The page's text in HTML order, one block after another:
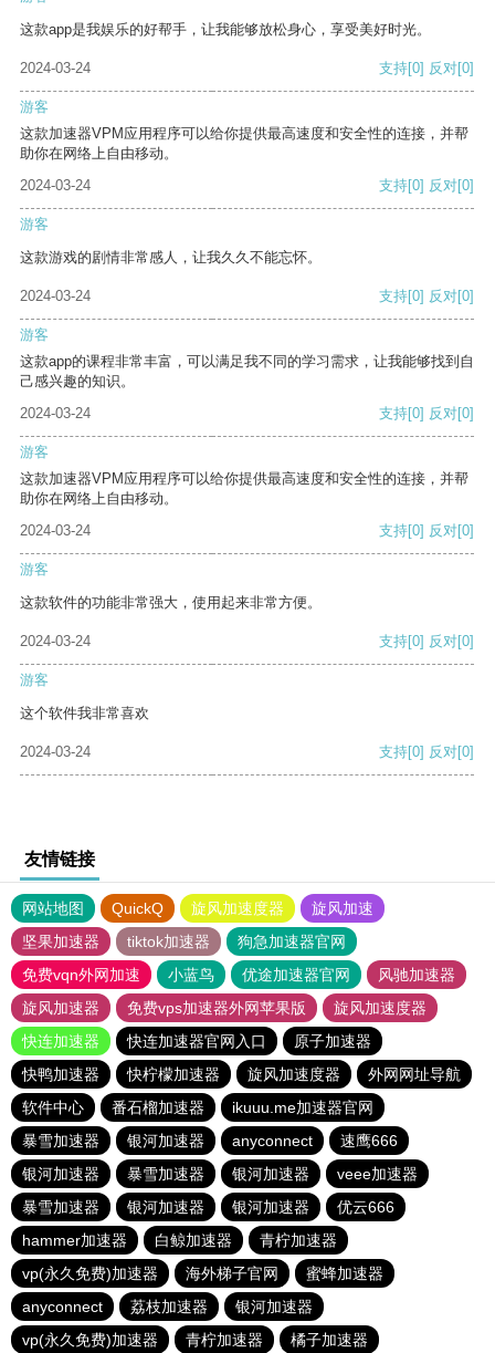
这款app是我娱乐的好帮手，让我能够放松身心，享受美好时光。
2024-03-24 支持[0] 反对[0]
游客
这款加速器VPM应用程序可以给你提供最高速度和安全性的连接，并帮
助你在网络上自由移动。
2024-03-24
支持[0] 反对[0]
游客
这款游戏的剧情非常感人，让我久久不能忘怀。
2024-03-24 支持[0] 反对[0]
游客
这款app的课程非常丰富，可以满足我不同的学习需求，让我能够找到自
己感兴趣的知识。
2024-03-24
支持[0] 反对[0]
游客
这款加速器VPM应用程序可以给你提供最高速度和安全性的连接，并帮
助你在网络上自由移动。
2024-03-24
支持[0] 反对[0]
游客
这款软件的功能非常强大，使用起来非常方便。
2024-03-24 支持[0] 反对[0]
游客
这个软件我非常喜欢
2024-03-24 支持[0] 反对[0]
友情链接
网站地图 QuickQ 旋风加速度器
旋风加速
坚果加速器
tiktok加速器
狗急加速器官网
免费vqn外网加速
小蓝鸟 优途加速器官网
风驰加速器
旋风加速器
免费vps加速器外网苹果版
旋风加速度器
快连加速器
快连加速器官网入口
原子加速器
快鸭加速器
快柠檬加速器 旋风加速度器
外网网址导航
软件中心
番石榴加速器
ikuuu.me加速器官网
暴雪加速器
银河加速器 anyconnect
速鹰666
银河加速器
暴雪加速器 银河加速器
veee加速器
暴雪加速器
银河加速器 银河加速器
优云666
hammer加速器
白鲸加速器
青柠加速器
vp(永久免费)加速器
海外梯子官网
蜜蜂加速器
anyconnect
荔枝加速器
银河加速器
vp(永久免费)加速器
青柠加速器 橘子加速器